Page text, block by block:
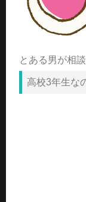
とある男が相
高校3年生な